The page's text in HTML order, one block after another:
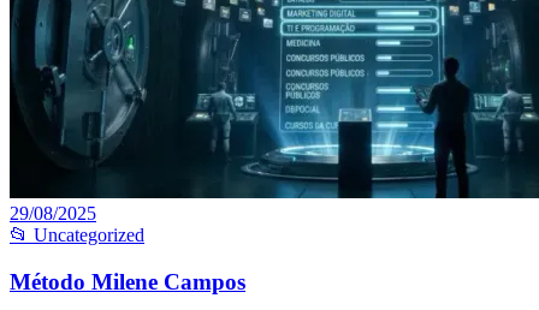
29/08/2025
📂 Uncategorized
Método Milene Campos